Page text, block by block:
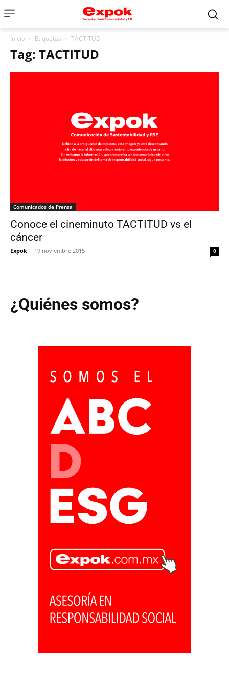
Inicio Etiquetas TACTITUD
Tag: TACTITUD
Comunicados de Prensa
Conoce el cineminuto TACTITUD vs el
cáncer
Expok - 19 noviembre 2015 0
¿Quiénes somos?